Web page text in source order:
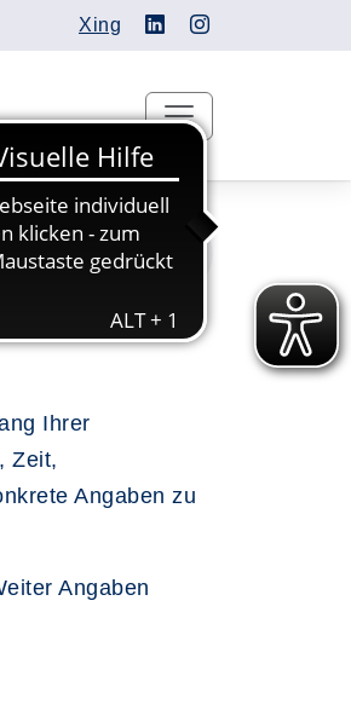
Xing
Ihrer
Zeit,
Angaben zu
Angaben